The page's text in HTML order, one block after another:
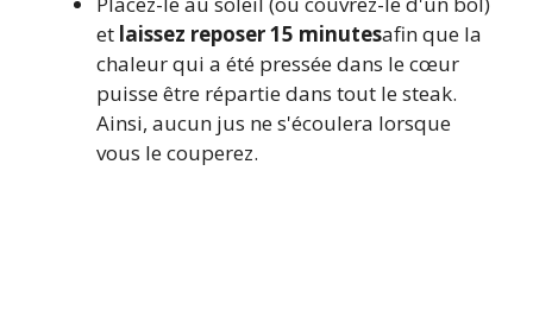
et laissez reposer 15 minutesafin que la
chaleur qui a été pressée dans le cœur
puisse être répartie dans tout le steak.
Ainsi, aucun jus ne s'écoulera lorsque
vous le couperez.